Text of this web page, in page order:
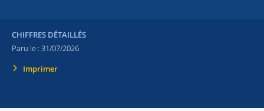
CHIFFRES DÉTAILLÉS
Paru le : 31/07/2026
Imprimer